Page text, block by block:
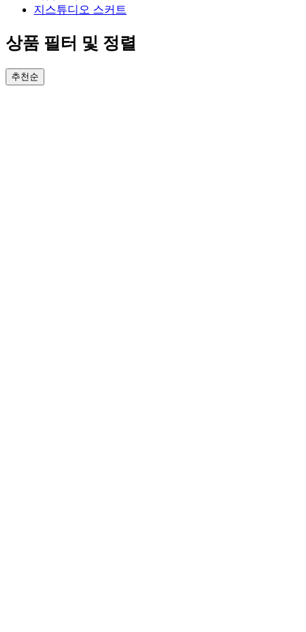
지스튜디오 스커트
상품 필터 및 정렬
추천순